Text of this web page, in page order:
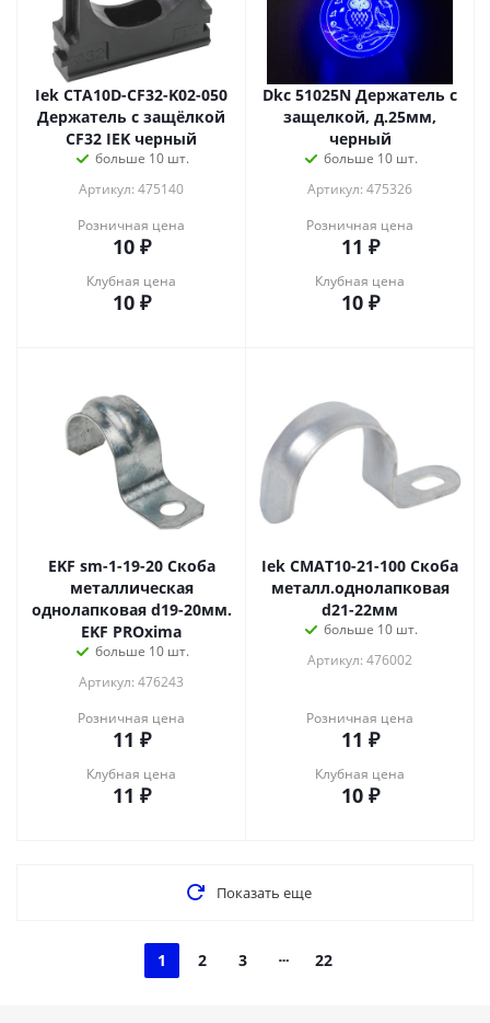
Iek CTA10D-CF32-K02-050
Держатель с защёлкой
CF32 IEK черный
больше 10 шт.
Артикул: 475140
Розничная цена
10₽
Клубная цена
10₽
Dkc 51025N Держатель с
защелкой, д.25мм,
черный
больше 10 шт.
Артикул: 475326
Розничная цена
11 ₽
Клубная цена
10₽
EKF sm-1-19-20 Скоба
металлическая
однолапковая d19-20мм.
EKF PROxima
больше 10 шт.
Артикул: 476243
Розничная цена
11 ₽
Клубная цена
11 ₽
Iek CMAT10-21-100 Скоба
металл.однолапковая
d21-22мм
больше 10 шт.
Артикул: 476002
Розничная цена
11 ₽
Клубная цена
10₽
Показать еще
1 2 3 22